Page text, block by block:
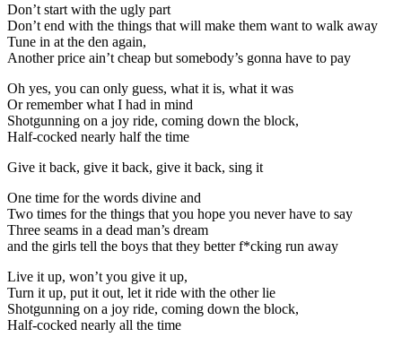
Don’t start with the ugly part
Don’t end with the things that will make them want to walk away
Tune in at the den again,
Another price ain’t cheap but somebody’s gonna have to pay
Oh yes, you can only guess, what it is, what it was
Or remember what I had in mind
Shotgunning on a joy ride, coming down the block,
Half-cocked nearly half the time
Give it back, give it back, give it back, sing it
One time for the words divine and
Two times for the things that you hope you never have to say
Three seams in a dead man’s dream
and the girls tell the boys that they better f*cking run away
Live it up, won’t you give it up,
Turn it up, put it out, let it ride with the other lie
Shotgunning on a joy ride, coming down the block,
Half-cocked nearly all the time